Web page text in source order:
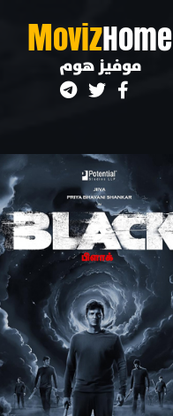
MovizHome
موفيز هوم